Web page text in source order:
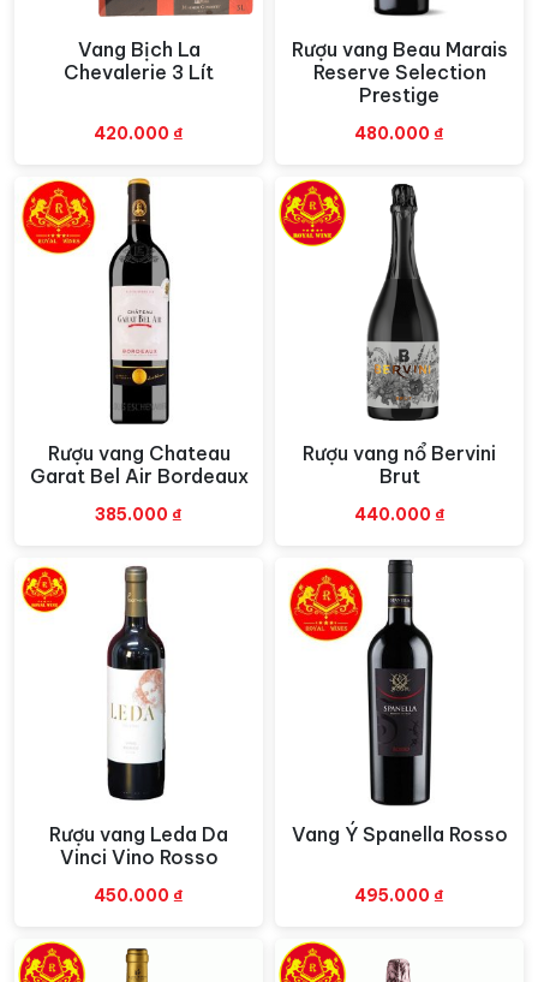
Xem nhanh
Vang Bịch La
Chevalerie 3 Lít
420.000 ₫
Xem nhanh
Rượu vang Beau Marais
Reserve Selection
Prestige
480.000 ₫
Xem nhanh
Rượu vang Chateau
Garat Bel Air Bordeaux
385.000 ₫
Xem nhanh
Rượu vang nổ Bervini
Brut
440.000 ₫
Xem nhanh
Rượu vang Leda Da
Vinci Vino Rosso
450.000 ₫
Xem nhanh
Vang Ý Spanella Rosso
495.000 ₫